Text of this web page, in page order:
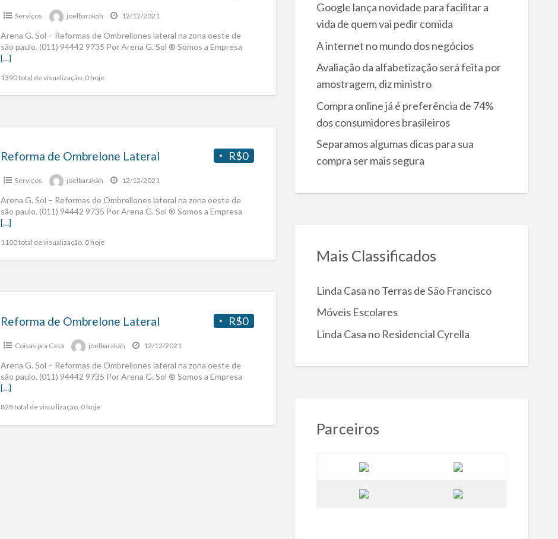
Serviços joelbarakah 12/12/2021
Arena G. Sol – Reformas de Ombrellones lateral na zona oeste de
são paulo. (011) 94442 9735 Por Arena G. Sol ® Somos a Empresa
[…]
1390 total de visualização, 0 hoje
R$0
Reforma de Ombrelone Lateral
Serviços joelbarakah 12/12/2021
Arena G. Sol – Reformas de Ombrellones lateral na zona oeste de
são paulo. (011) 94442 9735 Por Arena G. Sol ® Somos a Empresa
[…]
1100 total de visualização, 0 hoje
R$0
Reforma de Ombrelone Lateral
Coisas pra Casa joelbarakah 12/12/2021
Arena G. Sol – Reformas de Ombrellones lateral na zona oeste de
são paulo. (011) 94442 9735 Por Arena G. Sol ® Somos a Empresa
[…]
828 total de visualização, 0 hoje
Google lança novidade para facilitar a
vida de quem vai pedir comida
A internet no mundo dos negócios
Avaliação da alfabetização será feita por
amostragem, diz ministro
Compra online já é preferência de 74%
dos consumidores brasileiros
Separamos algumas dicas para sua
compra ser mais segura
Mais Classificados
Linda Casa no Terras de São Francisco
Móveis Escolares
Linda Casa no Residencial Cyrella
Parceiros